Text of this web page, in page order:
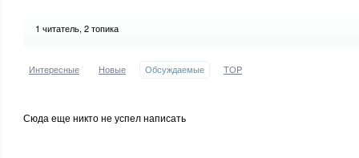
1 читатель, 2 топика
Интересные Новые Обсуждаемые TOP
Сюда еще никто не успел написать